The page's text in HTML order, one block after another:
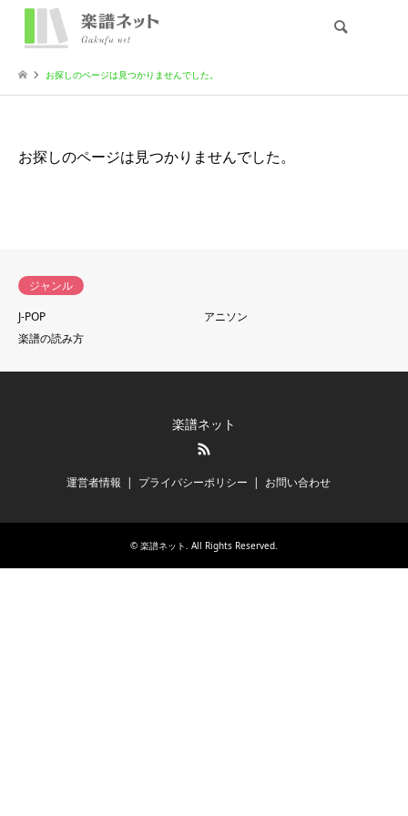
お探しのページは見つかりませんでした。
お探しのページは見つかりませんでした。
ジャンル
J-POP
アニソン
楽譜の読み方
楽譜ネット
運営者情報 プライバシーポリシー お問い合わせ
© 楽譜ネット. All Rights Reserved.